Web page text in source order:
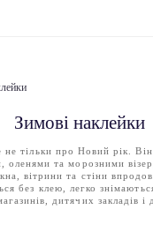
Зимові наклейки
тільки про Новий рік.
оленями та морозними
вітрини та стіни
без клею, легко
дитячих закладів